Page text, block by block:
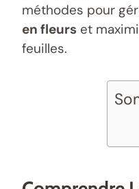
méthodes pour
en fleurs et
feuilles.